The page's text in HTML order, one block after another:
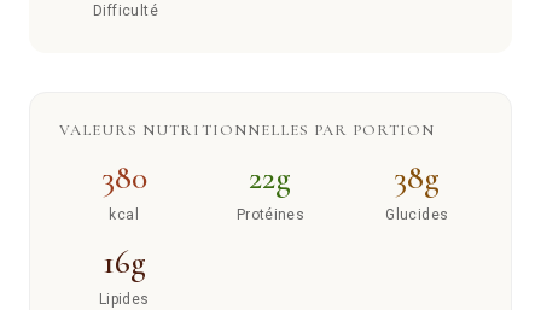
Difficulté
VALEURS NUTRITIONNELLES PAR PORTION
380
kcal
22g
Protéines
38g
Glucides
16g
Lipides